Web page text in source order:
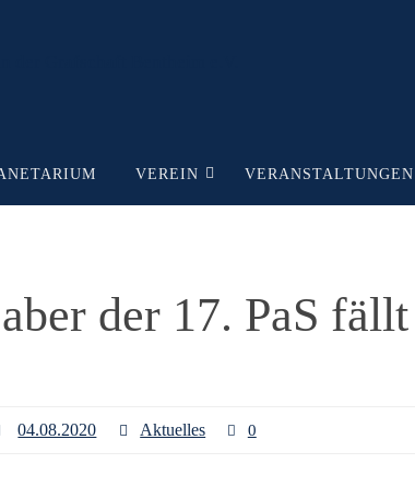
VEREIN VERANSTALTUNGEN
der 17. PaS fällt
04.08.2020 Aktuelles 0